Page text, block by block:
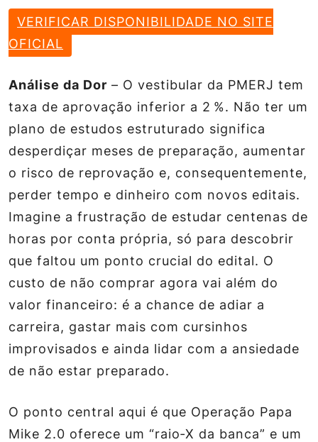
VERIFICAR DISPONIBILIDADE NO SITE
OFICIAL
Análise da Dor – O vestibular da PMERJ tem
taxa de aprovação inferior a 2 %. Não ter um
plano de estudos estruturado significa
desperdiçar meses de preparação, aumentar
o risco de reprovação e, consequentemente,
perder tempo e dinheiro com novos editais.
Imagine a frustração de estudar centenas de
horas por conta própria, só para descobrir
que faltou um ponto crucial do edital. O
custo de não comprar agora vai além do
valor financeiro: é a chance de adiar a
carreira, gastar mais com cursinhos
improvisados e ainda lidar com a ansiedade
de não estar preparado.
O ponto central aqui é que Operação Papa
Mike 2.0 oferece um “raio‑X da banca” e um